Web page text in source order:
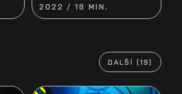
2022 / 18 MIN.
DALŠÍ (19)